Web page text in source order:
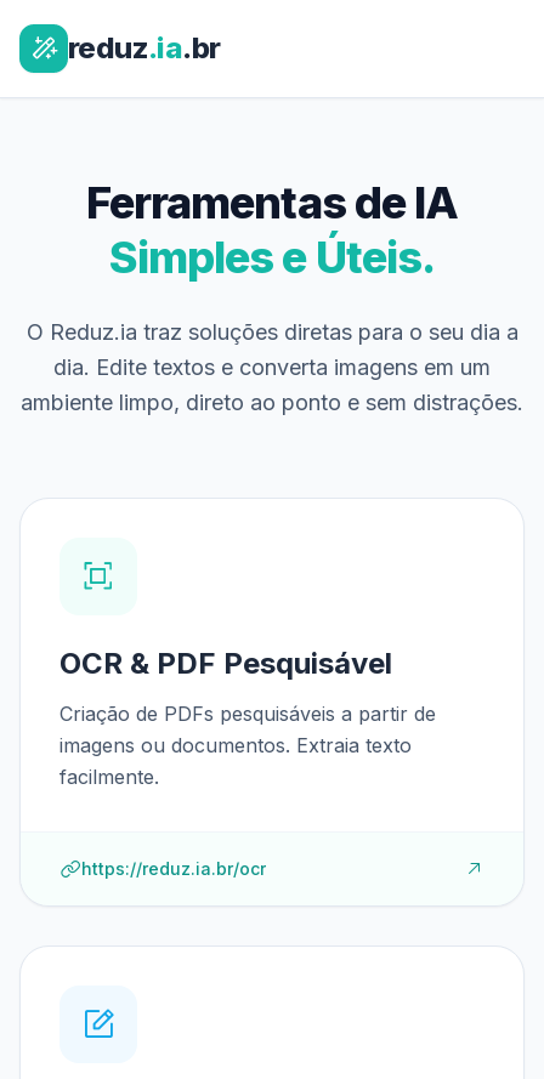
reduz.ia.br
Ferramentas de IA
Simples e Úteis.
O Reduz.ia traz soluções diretas para o seu dia a
dia. Edite textos e converta imagens em um
ambiente limpo, direto ao ponto e sem distrações.
OCR & PDF Pesquisável
Criação de PDFs pesquisáveis a partir de
imagens ou documentos. Extraia texto
facilmente.
https://reduz.ia.br/ocr